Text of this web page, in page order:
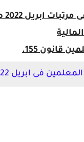
قانون 155.
فى ابريل 2022